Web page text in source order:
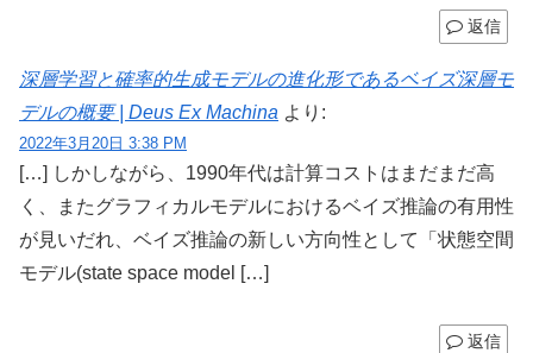
返信
深層学習と確率的生成モデルの進化形であるベイズ深層モ
デルの概要 | Deus Ex Machina より:
2022年3月20日 3:38 PM
[…] しかしながら、1990年代は計算コストはまだまだ高
く、またグラフィカルモデルにおけるベイズ推論の有用性
が見いだれ、ベイズ推論の新しい方向性として「状態空間
モデル(state space model […]
返信